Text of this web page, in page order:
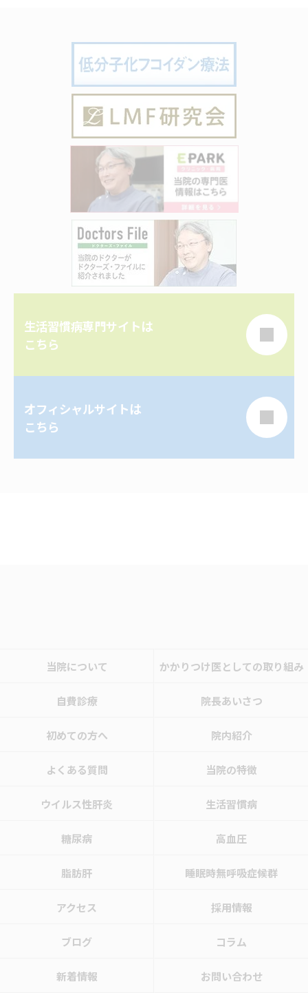
生活習慣病専門サイトは
こちら
オフィシャルサイトは
こちら
当院について かかりつけ医としての取り組み
自費診療 院長あいさつ
初めての方へ 院内紹介
よくある質問 当院の特徴
ウイルス性肝炎 生活習慣病
糖尿病 高血圧
脂肪肝 睡眠時無呼吸症候群
アクセス 採用情報
ブログ コラム
新着情報 お問い合わせ